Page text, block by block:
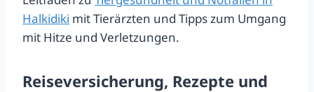
Halkidiki mit Tierärzten und Tipps zum Umgang
mit Hitze und Verletzungen.
Reiseversicherung, Rezepte und